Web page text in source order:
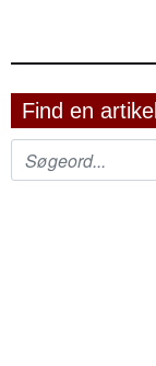
Find en artikel